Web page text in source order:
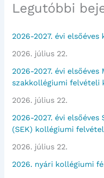
Legutóbbi
2026-2027. évi
2026. július 22.
2026-2027. évi
szakkollégiumi felvételi
2026. július 22.
2026-2027. évi
(SEK) kollégiumi
2026. július 22.
2026. nyári kollégiumi